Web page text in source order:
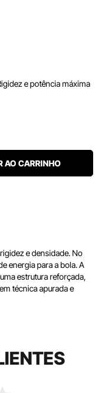
e potência máxima
AO CARRINHO
e densidade. No
energia para a bola. A
estrutura reforçada,
técnica apurada e